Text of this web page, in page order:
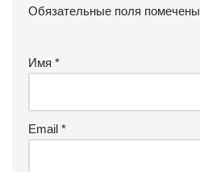
Обязательные поля помечены
Имя *
Email *